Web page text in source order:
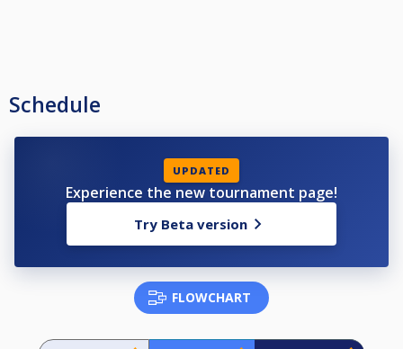
Schedule
UPDATED
Experience the new tournament page!
Try Beta version
FLOWCHART